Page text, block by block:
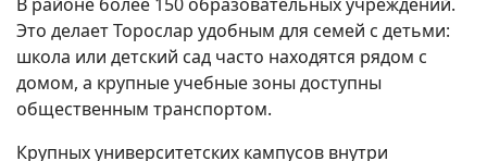
Это делает Торослар удобным для семей с детьми:
школа или детский сад часто находятся рядом с
домом, а крупные учебные зоны доступны
общественным транспортом.
Крупных университетских кампусов внутри